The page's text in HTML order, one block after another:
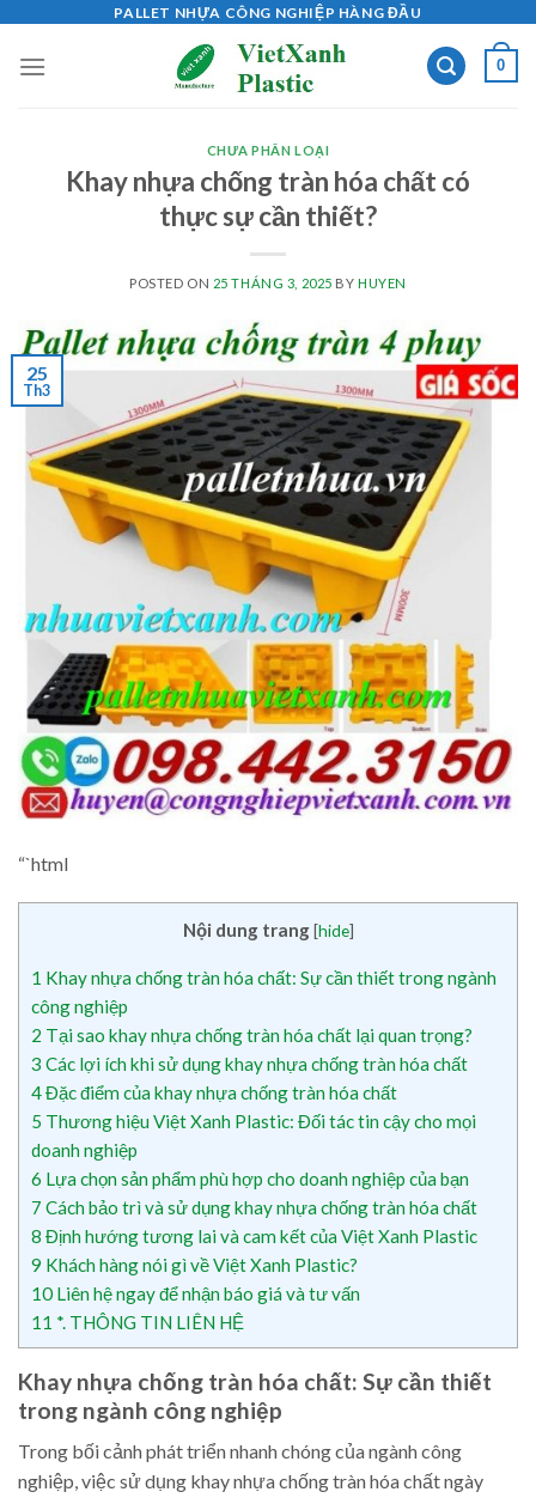
content
PALLET NHỰA CÔNG NGHIỆP HÀNG ĐẦU
0
CHƯA PHÂN LOẠI
Khay nhựa chống tràn hóa chất có
thực sự cần thiết?
POSTED ON 25 THÁNG 3, 2025 BY HUYEN
25
Th3
“`html
Nội dung trang [hide]
1 Khay nhựa chống tràn hóa chất: Sự cần thiết trong ngành
công nghiệp
2 Tại sao khay nhựa chống tràn hóa chất lại quan trọng?
3 Các lợi ích khi sử dụng khay nhựa chống tràn hóa chất
4Đặc điểm của khay nhựa chống tràn hóa chất
5 Thương hiệu Việt Xanh Plastic: Đối tác tin cậy cho mọi
doanh nghiệp
6 Lựa chọn sản phẩm phù hợp cho doanh nghiệp của bạn
7 Cách bảo trì và sử dụng khay nhựa chống tràn hóa chất
8 Định hướng tương lai và cam kết của Việt Xanh Plastic
9 Khách hàng nói gì về Việt Xanh Plastic?
10 Liên hệ ngay để nhận báo giá và tư vấn
11 *. THÔNG TIN LIÊN HỆ
Khay nhựa chống tràn hóa chất: Sự cần thiết
trong ngành công nghiệp
Trong bối cảnh phát triển nhanh chóng của ngành công
nghiệp, việc sử dụng khay nhựa chống tràn hóa chất ngày